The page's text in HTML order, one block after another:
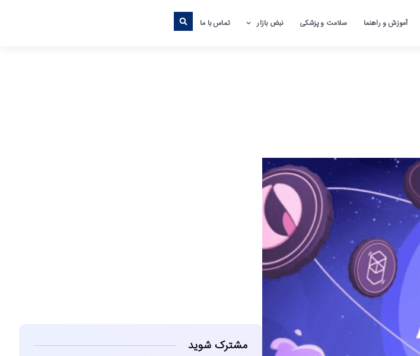
آموزش و راهنما سلامت و پزشکی نبض بازار تماس با ما
مشترک شوید